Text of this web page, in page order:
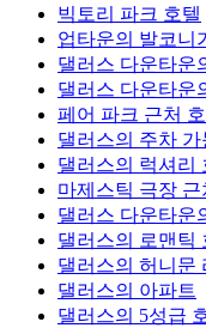
빅토리 파크 호텔
업타운의 발코니
댈러스 다운타운
댈러스 다운타운
페어 파크 근처
댈러스의 주차 가
댈러스의 럭셔리
마제스틱 극장 근
댈러스 다운타운
댈러스의 로맨틱
댈러스의 허니문
댈러스의 아파트
댈러스의 5성급